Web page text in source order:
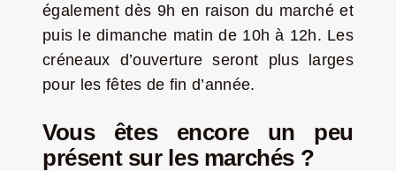
également dès 9h en raison du marché et
puis le dimanche matin de 10h à 12h. Les
créneaux d’ouverture seront plus larges
pour les fêtes de fin d’année.
Vous êtes encore un peu
présent sur les marchés ?